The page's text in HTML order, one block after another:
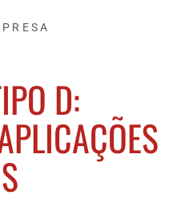
D: